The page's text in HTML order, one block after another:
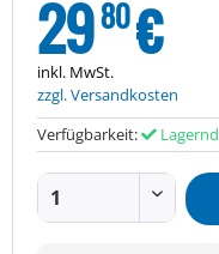
2980€
inkl. MwSt.
zzgl. Versandkosten
Verfügbarkeit:
Lagernd